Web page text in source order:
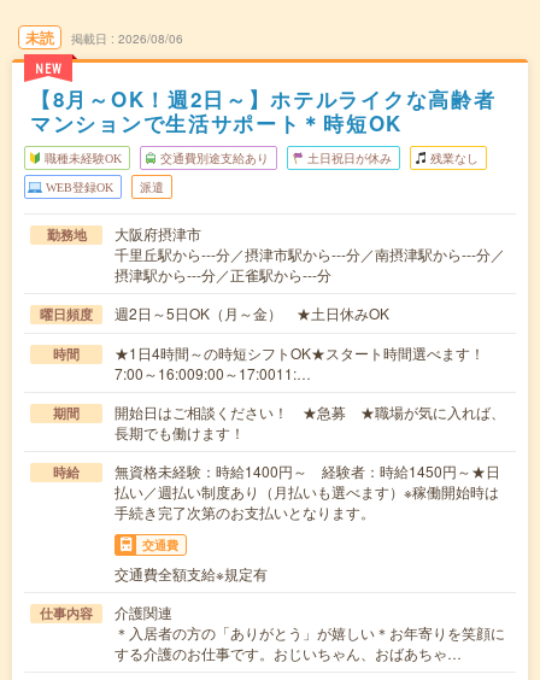
未読
NEW
掲載日 2026/08/06
【8月～OK！週2日～】ホテルライクな高齢者
マンションで生活サポート＊時短OK
職種未経験OK 交通費別途支給あり 土日祝日が休み 残業なし
WEB登録OK 派遣
勤務地
大阪府摂津市
千里丘駅から---分／摂津市駅から---分／南摂津駅から---分／
摂津駅から---分／正雀駅から---分
曜日頻度 週2日～5日OK（月～金） ★土日休みOK
時間
★1日4時間～の時短シフトOK★スタート時間選べます！
7:00～16:009:00～17:0011:…
期間
開始日はご相談ください！ ★急募 ★職場が気に入れば、
長期でも働けます！
時給
無資格未経験：時給1400円～ 経験者：時給1450円～★日
払い／週払い制度あり（月払いも選べます）※稼働開始時は
手続き完了次第のお支払いとなります。
交通費
交通費全額支給※規定有
仕事内容
介護関連
＊入居者の方の「ありがとう」が嬉しい＊お年寄りを笑顔に
する介護のお仕事です。おじいちゃん、おばあちゃ…